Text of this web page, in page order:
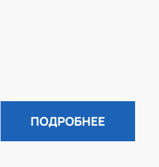
ПОДРОБНЕЕ